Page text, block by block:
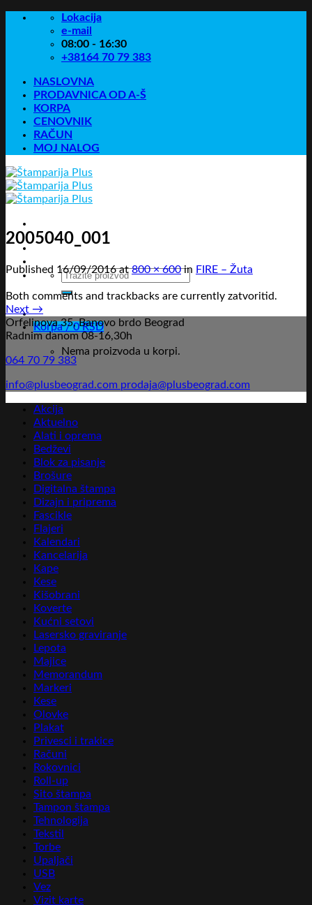
Skip
Lokacija
e-mail
08:00 - 16:30
+38164 70 79 383
NASLOVNA
PRODAVNICA OD A-Š
KORPA
CENOVNIK
RAČUN
MOJ NALOG
Pretraga
Korpa /0RSD
Nema proizvoda u korpi.
2005040_001
Published 16/09/2016at800 × 600in FIRE – Žuta
Both comments and trackbacks are currently zatvoritid.
Next →
Orfelinova 35, Banovo brdo Beograd
Radnim danom 08-16,30h
064 70 79 383
info@plusbeograd.com prodaja@plusbeograd.com
Akcija
Aktuelno
Alati i oprema
Bedževi
Blok za pisanje
Brošure
Digitalna štampa
Dizajn i priprema
Fascikle
Flajeri
Kalendari
Kancelarija
Kape
Kese
Kišobrani
Koverte
Kućni setovi
Lasersko graviranje
Lepota
Majice
Memorandum
Markeri
Kese
Olovke
Plakat
Privesci i trakice
Računi
Rokovnici
Roll-up
Sito štampa
Tampon štampa
Tehnologija
Tekstil
Torbe
Upaljači
USB
Vez
Vizit karte